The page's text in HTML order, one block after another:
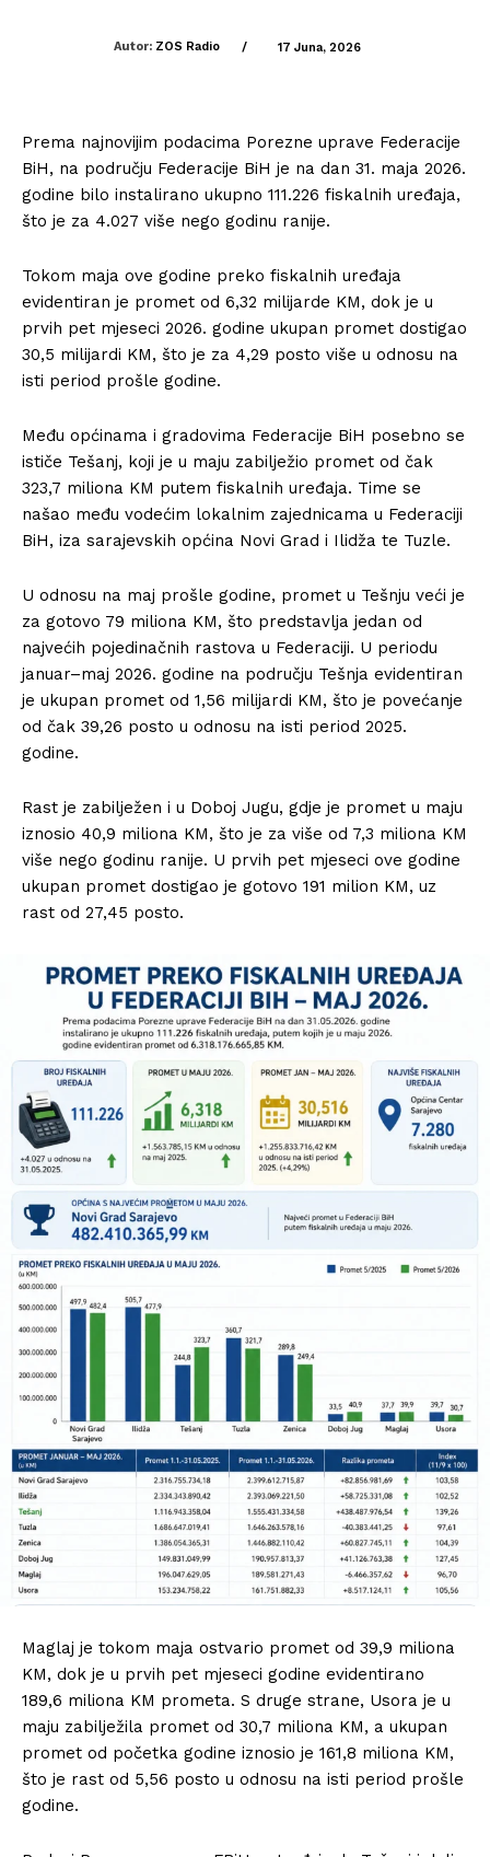
Autor: ZOS Radio / 17 Juna, 2026
Prema najnovijim podacima Porezne uprave Federacije
BiH, na području Federacije BiH je na dan 31. maja 2026.
godine bilo instalirano ukupno 111.226 fiskalnih uređaja,
što je za 4.027 više nego godinu ranije.
Tokom maja ove godine preko fiskalnih uređaja
evidentiran je promet od 6,32 milijarde KM, dok je u
prvih pet mjeseci 2026. godine ukupan promet dostigao
30,5 milijardi KM, što je za 4,29 posto više u odnosu na
isti period prošle godine.
Među općinama i gradovima Federacije BiH posebno se
ističe Tešanj, koji je u maju zabilježio promet od čak
323,7 miliona KM putem fiskalnih uređaja. Time se
našao među vodećim lokalnim zajednicama u Federaciji
BiH, iza sarajevskih općina Novi Grad i Ilidža te Tuzle.
U odnosu na maj prošle godine, promet u Tešnju veći je
za gotovo 79 miliona KM, što predstavlja jedan od
najvećih pojedinačnih rastova u Federaciji. U periodu
januar–maj 2026. godine na području Tešnja evidentiran
je ukupan promet od 1,56 milijardi KM, što je povećanje
od čak 39,26 posto u odnosu na isti period 2025.
godine.
Rast je zabilježen i u Doboj Jugu, gdje je promet u maju
iznosio 40,9 miliona KM, što je za više od 7,3 miliona KM
više nego godinu ranije. U prvih pet mjeseci ove godine
ukupan promet dostigao je gotovo 191 milion KM, uz
rast od 27,45 posto.
Maglaj je tokom maja ostvario promet od 39,9 miliona
KM, dok je u prvih pet mjeseci godine evidentirano
189,6 miliona KM prometa. S druge strane, Usora je u
maju zabilježila promet od 30,7 miliona KM, a ukupan
promet od početka godine iznosio je 161,8 miliona KM,
što je rast od 5,56 posto u odnosu na isti period prošle
godine.